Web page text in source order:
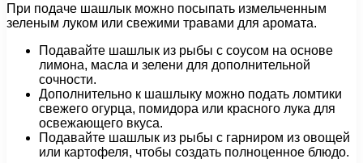
При подаче шашлык можно посыпать измельченным
зеленым луком или свежими травами для аромата.
Подавайте шашлык из рыбы с соусом на основе
лимона, масла и зелени для дополнительной
сочности.
Дополнительно к шашлыку можно подать ломтики
свежего огурца, помидора или красного лука для
освежающего вкуса.
Подавайте шашлык из рыбы с гарниром из овощей
или картофеля, чтобы создать полноценное блюдо.